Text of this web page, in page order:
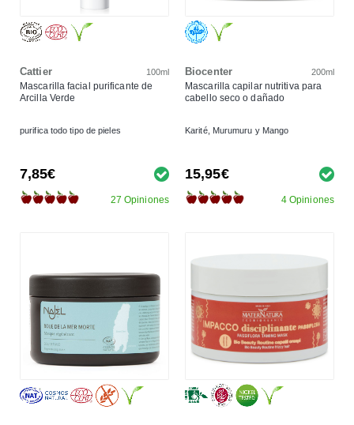
Cattier 100ml
Mascarilla facial purificante de
Arcilla Verde
purifica todo tipo de pieles
7,85€
27 Opiniones
Biocenter 200ml
Mascarilla capilar nutritiva para
cabello seco o dañado
Karité, Murumuru y Mango
15,95€
4 Opiniones